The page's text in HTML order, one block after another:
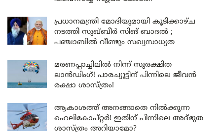
പ്രധാനമന്ത്രി മോദിയുമായി കൂടിക്കാഴ്ച
നടത്തി സുഖ്ബീർ സിങ് ബാദൽ ;
പഞ്ചാബിൽ വീണ്ടും സഖ്യസാധ്യത
മരണപ്പാച്ചിലിൽ നിന്ന് സുരക്ഷിത
ലാൻഡിംഗ്! പാരച്യൂട്ടിന് പിന്നിലെ ജീവൻ
രക്ഷാ ശാസ്ത്രം!
ആകാശത്ത് അനങ്ങാതെ നില്‍ക്കുന്ന
ഹെലികോപ്റ്റര്‍! ഇതിന് പിന്നിലെ അദ്ഭുത
ശാസ്ത്രം അറിയാമോ?